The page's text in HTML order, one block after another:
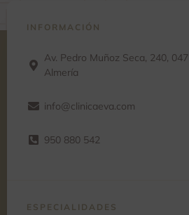
INFORMACIÓN
Av. Pedro Muñoz Seca, 240,
Almería
info@clinicaeva.com
950 880 542
ESPECIALIDADES